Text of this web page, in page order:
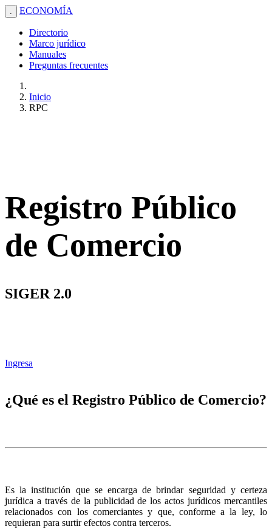
. ECONOMÍA
Directorio
Marco jurídico
Manuales
Preguntas frecuentes
Inicio
RPC
Registro Público
de Comercio
SIGER 2.0
Ingresa
¿Qué es el Registro Público de Comercio?
Es la institución que se encarga de brindar seguridad y certeza
jurídica a través de la publicidad de los actos jurídicos mercantiles
relacionados con los comerciantes y que, conforme a la ley, lo
requieran para surtir efectos contra terceros.